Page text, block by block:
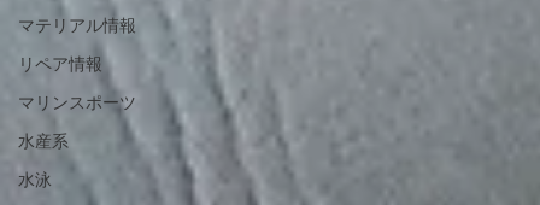
マテリアル情報
リペア情報
マリンスポーツ
水産系
水泳